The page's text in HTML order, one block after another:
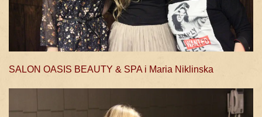
SALON OASIS BEAUTY & SPA i Maria Niklinska